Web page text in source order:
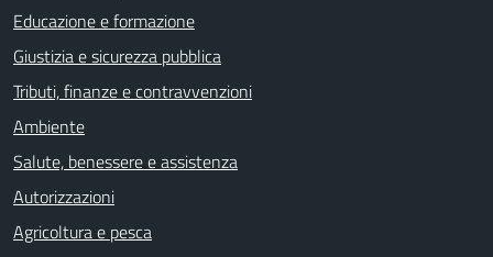
Educazione e formazione
Giustizia e sicurezza pubblica
Tributi, finanze e contravvenzioni
Ambiente
Salute, benessere e assistenza
Autorizzazioni
Agricoltura e pesca